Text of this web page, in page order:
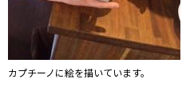
カプチーノに絵を描いています。